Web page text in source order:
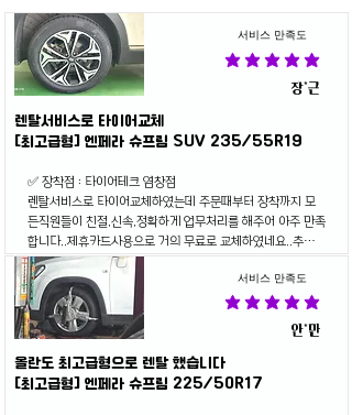
서비스 만족도
장*근
렌탈서비스로 타이어교체
[최고급형] 엔페라 슈프림 SUV 235/55R19
✅ 장착점 : 타이어테크 염창점
렌탈서비스로 타이어교체하였는데 주문때부터 장착까지 모
든직원들이 친절,신속,정확하게 업무처리를 해주어 아주 만족
합니다..제휴카드사용으로 거의 무료로 교체하였네요..추후
A/S도 아주 맘에 들어요..지인들에게도 추천할래요.
서비스 만족도
안*만
올란도 최고급형으로 렌탈 했습니다
[최고급형] 엔페라 슈프림 225/50R17